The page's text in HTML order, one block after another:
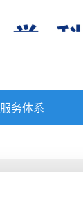
服务体系